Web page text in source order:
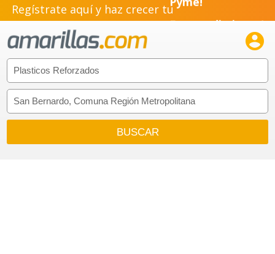
Regístrate aquí y haz crecer tuPyme!
Emprendimiento!
